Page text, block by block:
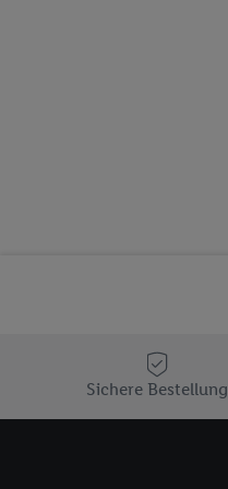
Sichere Bestellung